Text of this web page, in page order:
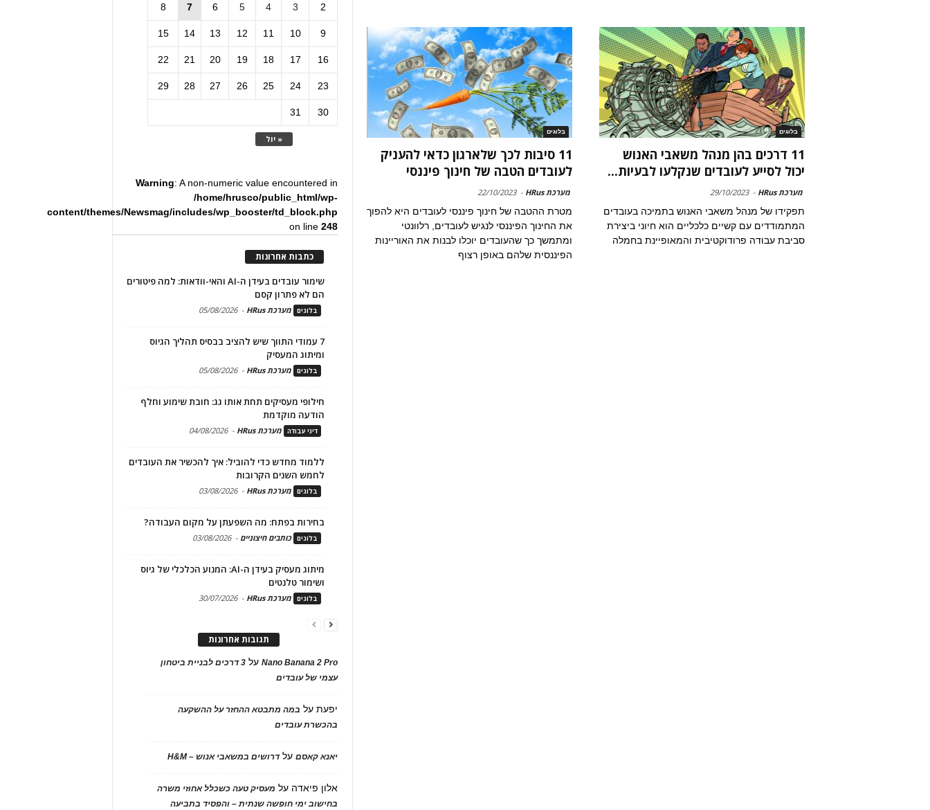
בלוגים
11 דרכים בהן מנהל משאבי האנוש
יכול לסייע לעובדים שנקלעו לבעיות...
מערכת HRus -
29/10/2023
תפקידו של מנהל משאבי האנוש בתמיכה בעובדים
המתמודדים עם קשיים כלכליים הוא חיוני ביצירת
סביבת עבודה פרודוקטיבית והמאופיינת בחמלה
בלוגים
11 סיבות לכך שלארגון כדאי להעניק
לעובדים הטבה של חינוך פיננסי
מערכת HRus -
22/10/2023
מטרת ההטבה של חינוך פיננסי לעובדים היא להפוך
את החינוך הפיננסי לנגיש לעובדים, רלוונטי
ומתמשך כך שהעובדים יוכלו לבנות את האוריינות
הפיננסית שלהם באופן רצוף
« יול
2
3
4
5
6
7
8
9
10
11
12
13
14
15
16
17
18
19
20
21
22
23
24
25
26
27
28
29
30
31
Warning: A non-numeric value encountered in
/home/hrusco/public_html/wp-
content/themes/Newsmag/includes/wp_booster/td_block.php
on line248
כתבות אחרונות
שימור עובדים בעידן ה-AI והאי-וודאות: למה פיטורים
הם לא פתרון קסם
בלוגים מערכת HRus -
05/08/2026
7 עמודי התווך שיש להציב בבסיס תהליך הגיוס
ומיתוג המעסיק
בלוגים מערכת HRus -
05/08/2026
חילופי מעסיקים תחת אותו גג: חובת שימוע וחלף
הודעה מוקדמת
דיני עבודה מערכת HRus -
04/08/2026
ללמוד מחדש כדי להוביל: איך להכשיר את העובדים
לחמש השנים הקרובות
בלוגים מערכת HRus -
03/08/2026
בחירות בפתח: מה השפעתן על מקום העבודה?
בלוגים כותבים חיצוניים -
03/08/2026
מיתוג מעסיק בעידן ה-AI: המנוע הכלכלי של גיוס
ושימור טלנטים
בלוגים מערכת HRus -
30/07/2026
תגובות אחרונות
Nano Banana 2 Proעל
3 דרכים לבניית ביטחון
עצמי של עובדים
יפעתעל במה מתבטא ההחזר על ההשקעה
בהכשרת עובדים
יאנא קאסםעלדרושים במשאבי אנוש – H&M
אלון פיאדה על מעסיק טעה כשכלל אחוזי משרה
בחישוב ימי חופשה שנתית – והפסיד בתביעה